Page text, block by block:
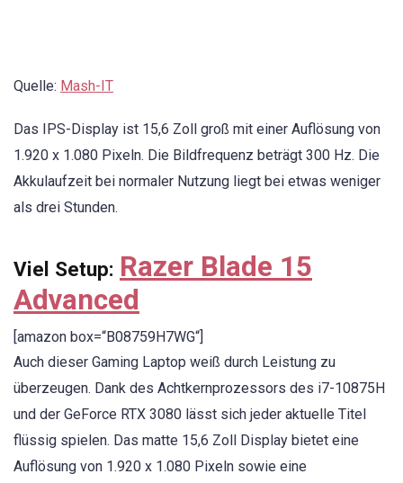
Quelle: Mash-IT
Das IPS-Display ist 15,6 Zoll groß mit einer Auflösung von
1.920 x 1.080 Pixeln. Die Bildfrequenz beträgt 300 Hz. Die
Akkulaufzeit bei normaler Nutzung liegt bei etwas weniger
als drei Stunden.
Viel Setup: Razer Blade 15
Advanced
[amazon box=“B08759H7WG“]
Auch dieser Gaming Laptop weiß durch Leistung zu
überzeugen. Dank des Achtkernprozessors des i7-10875H
und der GeForce RTX 3080 lässt sich jeder aktuelle Titel
flüssig spielen. Das matte 15,6 Zoll Display bietet eine
Auflösung von 1.920 x 1.080 Pixeln sowie eine